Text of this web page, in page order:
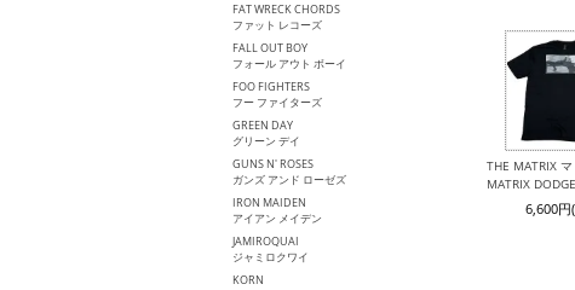
FAT WRECK CHORDS
ファット レコーズ
FALL OUT BOY
フォール アウト ボーイ
FOO FIGHTERS
フー ファイターズ
GREEN DAY
グリーン デイ
GUNS N' ROSES
ガンズ アンド ローゼズ
IRON MAIDEN
アイアン メイデン
JAMIROQUAI
ジャミロクワイ
KORN
THE MATRIX
MATRIX
6,600円